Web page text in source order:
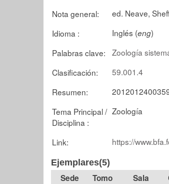
Nota general:
ed. Neave,
Idioma :
Inglés (eng)
Palabras clave:
Zoología
Clasificación:
59.001.4
Resumen:
Tema Principal /
Disciplina :
Zoología
Link: https://
Ejemplares(5)
Tomo Sala